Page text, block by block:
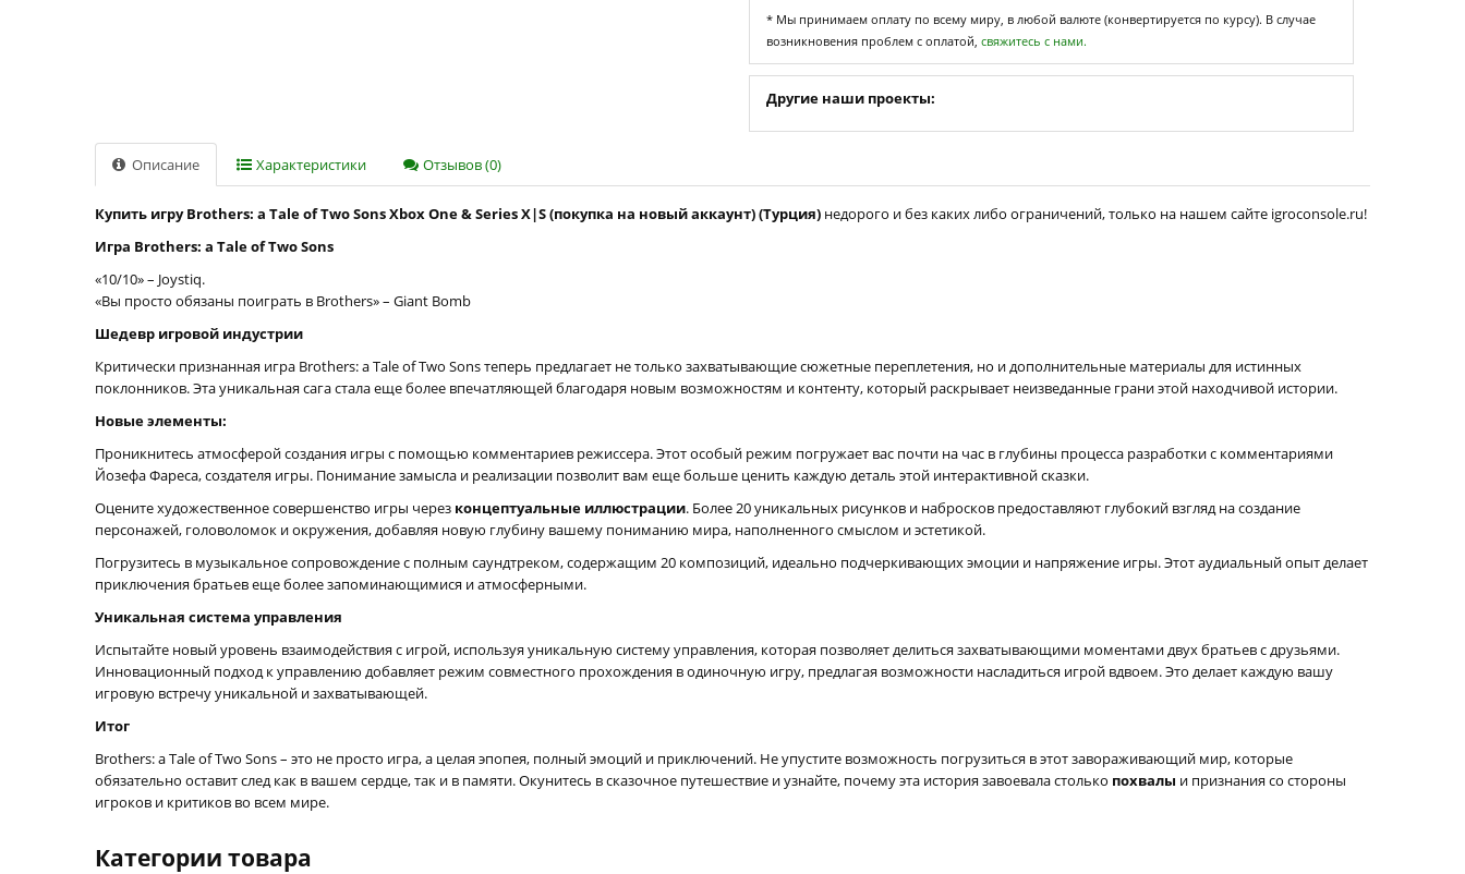
* Мы принимаем оплату по всему миру, в любой валюте (конвертируется по курсу). В случае
возникновения проблем с оплатой, свяжитесь с нами.
Другие наши проекты:
Описание Характеристики Отзывов (0)
Купить игру Brothers: a Tale of Two Sons Xbox One & Series X|S (покупка на новый аккаунт) (Турция) недорого и без каких либо ограничений, только на нашем сайте igroconsole.ru!
Игра Brothers: a Tale of Two Sons
«10/10» – Joystiq.
«Вы просто обязаны поиграть в Brothers» – Giant Bomb
Шедевр игровой индустрии
Критически признанная игра Brothers: a Tale of Two Sons теперь предлагает не только захватывающие сюжетные переплетения, но и дополнительные материалы для истинных
поклонников. Эта уникальная сага стала еще более впечатляющей благодаря новым возможностям и контенту, который раскрывает неизведанные грани этой находчивой истории.
Новые элементы:
Проникнитесь атмосферой создания игры с помощью комментариев режиссера. Этот особый режим погружает вас почти на час в глубины процесса разработки с комментариями
Йозефа Фареса, создателя игры. Понимание замысла и реализации позволит вам еще больше ценить каждую деталь этой интерактивной сказки.
Оцените художественное совершенство игры через концептуальные иллюстрации. Более 20 уникальных рисунков и набросков предоставляют глубокий взгляд на создание
персонажей, головоломок и окружения, добавляя новую глубину вашему пониманию мира, наполненного смыслом и эстетикой.
Погрузитесь в музыкальное сопровождение с полным саундтреком, содержащим 20 композиций, идеально подчеркивающих эмоции и напряжение игры. Этот аудиальный опыт делает
приключения братьев еще более запоминающимися и атмосферными.
Уникальная система управления
Испытайте новый уровень взаимодействия с игрой, используя уникальную систему управления, которая позволяет делиться захватывающими моментами двух братьев с друзьями.
Инновационный подход к управлению добавляет режим совместного прохождения в одиночную игру, предлагая возможности насладиться игрой вдвоем. Это делает каждую вашу
игровую встречу уникальной и захватывающей.
Итог
Brothers: a Tale of Two Sons – это не просто игра, а целая эпопея, полный эмоций и приключений. Не упустите возможность погрузиться в этот завораживающий мир, которые
обязательно оставит след как в вашем сердце, так и в памяти. Окунитесь в сказочное путешествие и узнайте, почему эта история завоевала столько похвалы и признания со стороны
игроков и критиков во всем мире.
Категории товара